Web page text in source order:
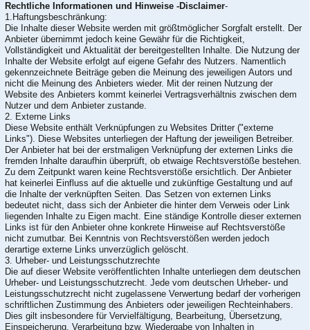
Rechtliche Informationen und Hinweise -Disclaimer-
1.Haftungsbeschränkung:
Die Inhalte dieser Website werden mit größtmöglicher Sorgfalt erstellt. Der
Anbieter übernimmt jedoch keine Gewähr für die Richtigkeit,
Vollständigkeit und Aktualität der bereitgestellten Inhalte. Die Nutzung der
Inhalte der Website erfolgt auf eigene Gefahr des Nutzers. Namentlich
gekennzeichnete Beiträge geben die Meinung des jeweiligen Autors und
nicht die Meinung des Anbieters wieder. Mit der reinen Nutzung der
Website des Anbieters kommt keinerlei Vertragsverhältnis zwischen dem
Nutzer und dem Anbieter zustande.
2. Externe Links
Diese Website enthält Verknüpfungen zu Websites Dritter ("externe
Links"). Diese Websites unterliegen der Haftung der jeweiligen Betreiber.
Der Anbieter hat bei der erstmaligen Verknüpfung der externen Links die
fremden Inhalte daraufhin überprüft, ob etwaige Rechtsverstöße bestehen.
Zu dem Zeitpunkt waren keine Rechtsverstöße ersichtlich. Der Anbieter
hat keinerlei Einfluss auf die aktuelle und zukünftige Gestaltung und auf
die Inhalte der verknüpften Seiten. Das Setzen von externen Links
bedeutet nicht, dass sich der Anbieter die hinter dem Verweis oder Link
liegenden Inhalte zu Eigen macht. Eine ständige Kontrolle dieser externen
Links ist für den Anbieter ohne konkrete Hinweise auf Rechtsverstöße
nicht zumutbar. Bei Kenntnis von Rechtsverstößen werden jedoch
derartige externe Links unverzüglich gelöscht.
3. Urheber- und Leistungsschutzrechte
Die auf dieser Website veröffentlichten Inhalte unterliegen dem deutschen
Urheber- und Leistungsschutzrecht. Jede vom deutschen Urheber- und
Leistungsschutzrecht nicht zugelassene Verwertung bedarf der vorherigen
schriftlichen Zustimmung des Anbieters oder jeweiligen Rechteinhabers.
Dies gilt insbesondere für Vervielfältigung, Bearbeitung, Übersetzung,
Einspeicherung, Verarbeitung bzw. Wiedergabe von Inhalten in